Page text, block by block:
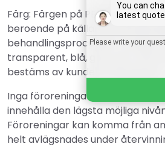
Färg: Färgen på PET återvunna
beroende på källan till
behandlingsprocessen. Vanliga
transparent, blå, grön, etc. Den
bestäms av kundens råmaterial.
Inga föroreningar: Återvunna
innehålla den lägsta möjliga
Föroreningar kan komma från
helt avlägsnades under
You can
latest